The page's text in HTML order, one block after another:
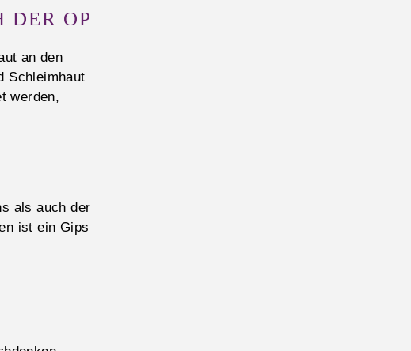
DER OP
an den
Schleimhaut
werden,
als auch der
ist ein Gips